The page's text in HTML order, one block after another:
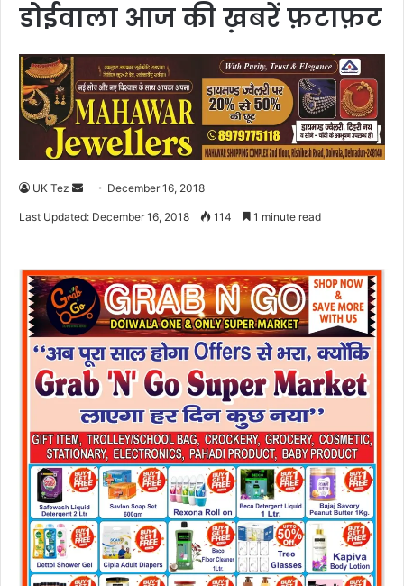
डोईवाला आज की ख़बरें फ़टाफ़ट
UK Tez
e
a
e
m
a
i
December 16, 2018
Last Updated: December 16, 2018 114 1 minute read